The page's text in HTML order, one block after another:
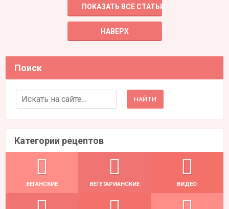
ПОКАЗАТЬ ВСЕ СТАТЬИ
НАВЕРХ
Поиск
Search for:
Категории рецептов
ВЕГАНСКИЕ ВЕГЕТАРИАНСКИЕ ВИДЕО